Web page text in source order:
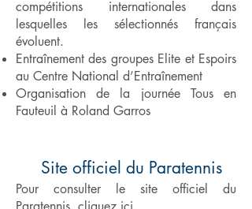
compétitions internationales dans
lesquelles les sélectionnés français
évoluent.
Entraînement des groupes Elite et Espoirs
au Centre National d’Entraînement
Organisation de la journée Tous en
Fauteuil à Roland Garros
Site officiel du Paratennis
Pour consulter le site officiel du